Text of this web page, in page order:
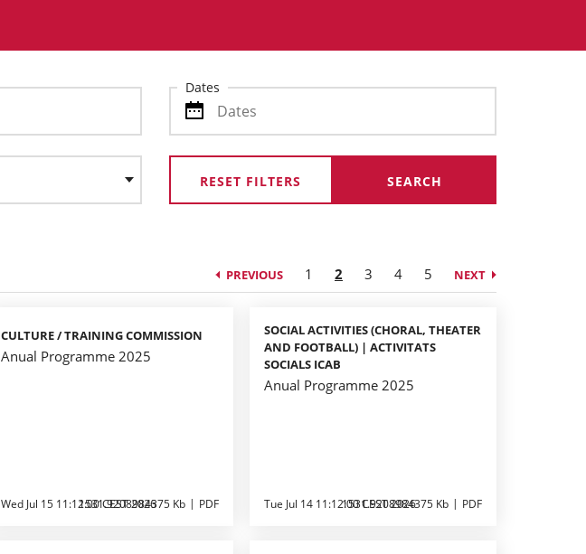
Dates
RESET FILTERS
PREVIOUS 1 2 3 4 5 NEXT
CULTURE / TRAINING COMMISSION
Anual Programme 2025
Wed Jul 15 11:12:00 CEST 2026
1531.9208984375 Kb PDF
SOCIAL ACTIVITIES (CHORAL, THEATER
AND FOOTBALL) | ACTIVITATS
SOCIALS ICAB
Anual Programme 2025
Tue Jul 14 11:12:00 CEST 2026
1531.9208984375 Kb PDF